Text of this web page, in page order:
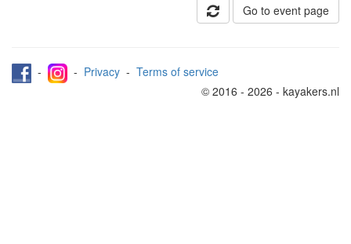
Go to event page
- - Privacy - Terms of service
© 2016 - 2026 - kayakers.nl